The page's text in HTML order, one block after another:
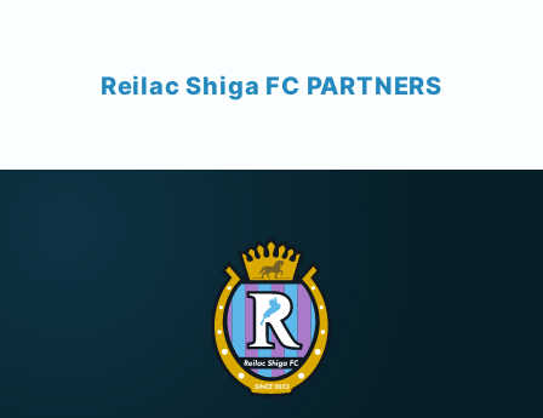
Reilac Shiga FC PARTNERS